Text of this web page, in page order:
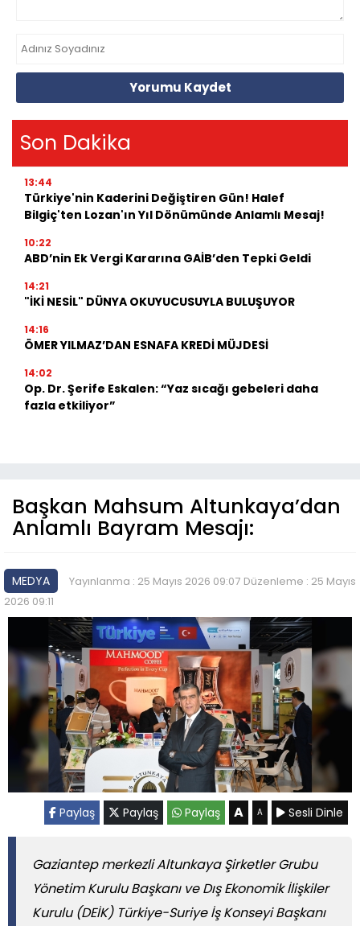
Yorumu Kaydet
Son Dakika
13:44
Türkiye'nin Kaderini Değiştiren Gün! Halef
Bilgiç'ten Lozan'ın Yıl Dönümünde Anlamlı Mesaj!
10:22
ABD’nin Ek Vergi Kararına GAİB’den Tepki Geldi
14:21
"İKİ NESİL" DÜNYA OKUYUCUSUYLA BULUŞUYOR
14:16
ÖMER YILMAZ’DAN ESNAFA KREDİ MÜJDESİ
14:02
Op. Dr. Şerife Eskalen: “Yaz sıcağı gebeleri daha
fazla etkiliyor”
Başkan Mahsum Altunkaya’dan
Anlamlı Bayram Mesajı:
MEDYA Yayınlanma : 25 Mayıs 2026 09:07 Düzenleme : 25 Mayıs
2026 09:11
Paylaş Paylaş Paylaş A A Sesli Dinle
Gaziantep merkezli Altunkaya Şirketler Grubu
Yönetim Kurulu Başkanı ve Dış Ekonomik İlişkiler
Kurulu (DEİK) Türkiye-Suriye İş Konseyi Başkanı